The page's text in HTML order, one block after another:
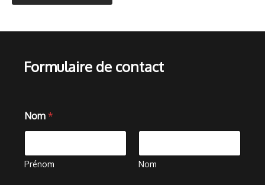
Formulaire de contact
Nom *
Prénom Nom